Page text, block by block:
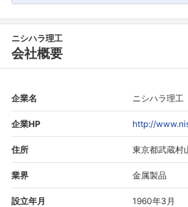
ニシハラ理工
会社概要
企業名 ニシハラ理工
企業HP http://
住所 東京都武蔵村
業界 金属製品
設立年月 1960年3月